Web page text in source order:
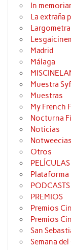
In
La extraña
Madrid
Málaga
Muestra
Muestras
My French
Nocturna
Noticias
Notweecias
Otros
PELÍCULAS
Plataforma
PODCASTS
PREMIOS
Premios
Premios
San
Semana